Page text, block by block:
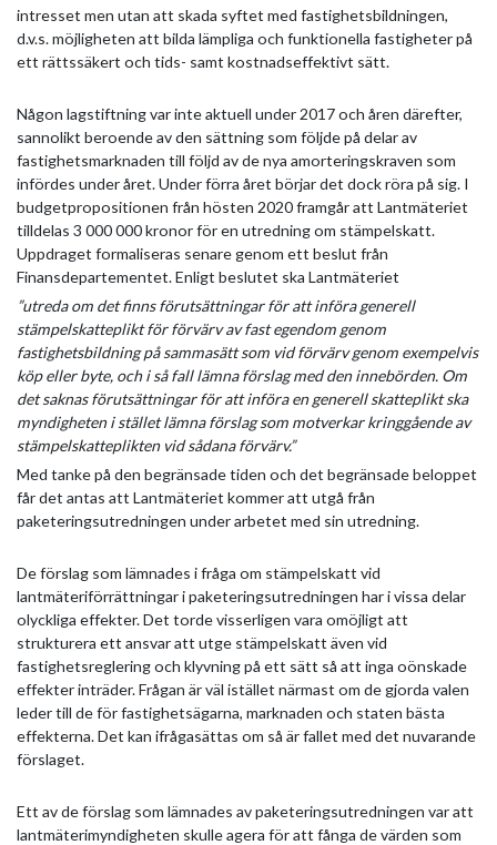
intresset men utan att skada syftet med fastighetsbildningen,
d.v.s. möjligheten att bilda lämpliga och funktionella fastigheter på
ett rättssäkert och tids- samt kostnadseffektivt sätt.
Någon lagstiftning var inte aktuell under 2017 och åren därefter,
sannolikt beroende av den sättning som följde på delar av
fastighetsmarknaden till följd av de nya amorteringskraven som
infördes under året. Under förra året börjar det dock röra på sig. I
budgetpropositionen från hösten 2020 framgår att Lantmäteriet
tilldelas 3 000 000 kronor för en utredning om stämpelskatt.
Uppdraget formaliseras senare genom ett beslut från
Finansdepartementet. Enligt beslutet ska Lantmäteriet
”utreda om det finns förutsättningar för att införa generell
stämpelskatteplikt för förvärv av fast egendom genom
fastighetsbildning på sammasätt som vid förvärv genom exempelvis
köp eller byte, och i så fall lämna förslag med den innebörden. Om
det saknas förutsättningar för att införa en generell skatteplikt ska
myndigheten i stället lämna förslag som motverkar kringgående av
stämpelskatteplikten vid sådana förvärv.”
Med tanke på den begränsade tiden och det begränsade beloppet
får det antas att Lantmäteriet kommer att utgå från
paketeringsutredningen under arbetet med sin utredning.
De förslag som lämnades i fråga om stämpelskatt vid
lantmäteriförrättningar i paketeringsutredningen har i vissa delar
olyckliga effekter. Det torde visserligen vara omöjligt att
strukturera ett ansvar att utge stämpelskatt även vid
fastighetsreglering och klyvning på ett sätt så att inga oönskade
effekter inträder. Frågan är väl istället närmast om de gjorda valen
leder till de för fastighetsägarna, marknaden och staten bästa
effekterna. Det kan ifrågasättas om så är fallet med det nuvarande
förslaget.
Ett av de förslag som lämnades av paketeringsutredningen var att
lantmäterimyndigheten skulle agera för att fånga de värden som